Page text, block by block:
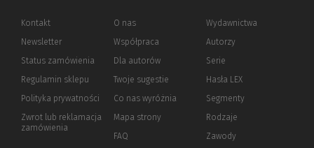
Kontakt
Newsletter
Status zamówienia
Regulamin sklepu
Polityka prywatności (Nowe
(Link
innej
Zwrot lub reklamacja
zamówienia
O nas
Współpraca
Dla autorów(Nowe
(Link
innej
strony)
Twoje sugestie
Co nas wyróżnia
Mapa strony
FAQ
Wydawnictwa
Autorzy
Serie
Hasła LEX
Segmenty
Rodzaje
Zawody